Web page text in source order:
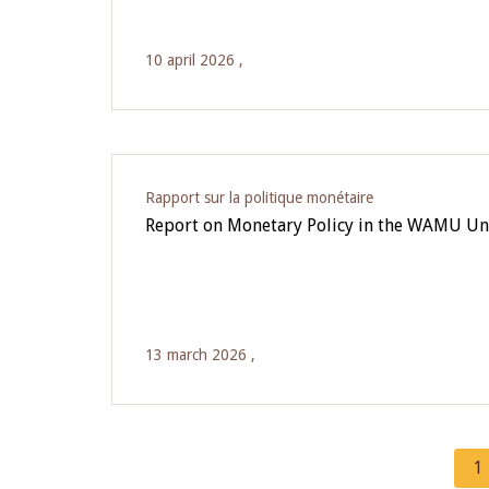
10 april 2026 ,
Rapport sur la politique monétaire
Report on Monetary Policy in the WAMU
13 march 2026 ,
1